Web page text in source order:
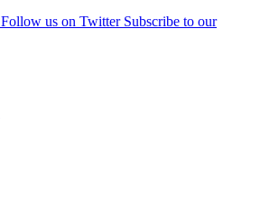
Follow us on Twitter Subscribe to our